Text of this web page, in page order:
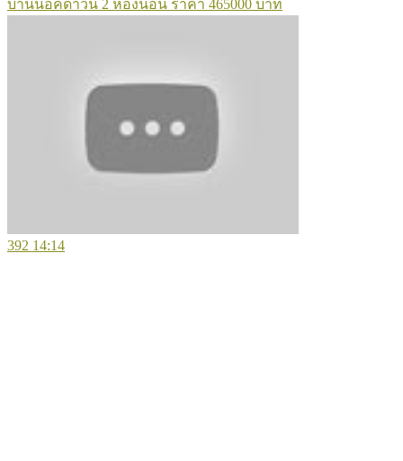
บ้านน็อคดาวน์ 2 ห้องนอน ราคา 465000 บาท
392 14:14